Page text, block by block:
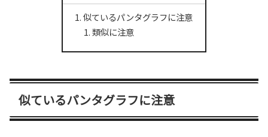
似ているパンタグラフに注意
類似に注意
似ているパンタグラフに注意